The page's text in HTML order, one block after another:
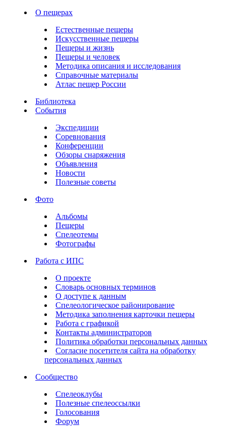
О пещерах
Естественные пещеры
Искусственные пещеры
Пещеры и жизнь
Пещеры и человек
Методика описания и исследования
Справочные материалы
Атлас пещер России
Библиотека
События
Экспедиции
Соревнования
Конференции
Обзоры снаряжения
Объявления
Новости
Полезные советы
Фото
Альбомы
Пещеры
Спелеотемы
Фотографы
Работа с ИПС
О проекте
Словарь основных терминов
О доступе к данным
Спелеологическое районирование
Методика заполнения карточки пещеры
Работа с графикой
Контакты администраторов
Политика обработки персональных данных
Согласие посетителя сайта на обработку
персональных данных
Сообщество
Спелеоклубы
Полезные спелеоссылки
Голосования
Форум